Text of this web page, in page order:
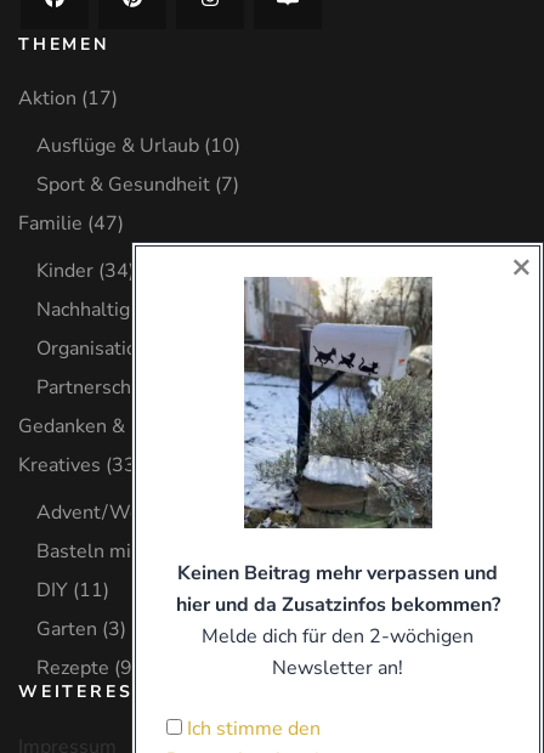
THEMEN
Aktion (17)
Ausflüge & Urlaub (10)
Sport & Gesundheit (7)
Familie (47)
Kinder (34)
Nachhaltig leben
Organisation
Partnerschaft
Gedanken & Glaube
Kreatives (33)
Advent/Weihnachten
(8)
Basteln mit Kind
DIY (11)
Garten (3)
Rezepte (9)
WEITERES
Impressum
Keinen Beitrag mehr verpassen und
hier und da Zusatzinfos bekommen?
Melde dich für den 2-wöchigen
Newsletter an!
Ich stimme den
×